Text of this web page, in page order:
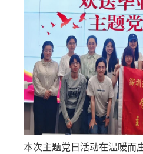
本次主题党日活动在温暖而